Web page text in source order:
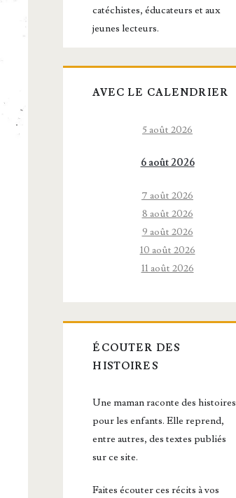
catéchistes, éducateurs et aux
jeunes lecteurs.
AVEC LE CALENDRIER
5 août 2026
6 août 2026
7 août 2026
8 août 2026
9 août 2026
10 août 2026
11 août 2026
ÉCOUTER DES
HISTOIRES
Une maman raconte des histoires
pour les enfants. Elle reprend,
entre autres, des textes publiés
sur ce site.
Faites écouter ces récits à vos